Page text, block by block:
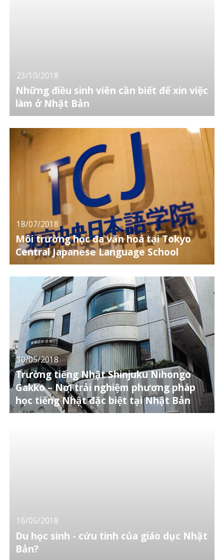
23/10/2018
Những điều sinh viên cần biết để xin việc
làm ở Nhật Bản
18/07/2018
Môi trường học đa văn hoá tại Tokyo
Central Japanese Language School
30/05/2018
Trường tiếng Nhật Shinjuku Nihongo
Gakko – Nơi trải nghiệm phương pháp
học tiếng Nhật đặc biệt tại Nhật Bản
16/05/2018
Du học sinh - cứu tinh của giáo dục Nhật
Bản?